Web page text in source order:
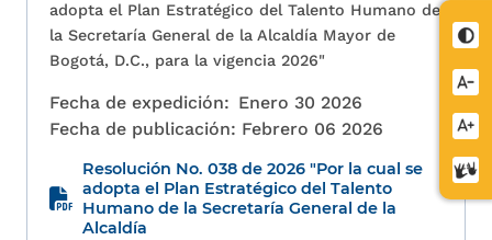
de
adopta el Plan Estratégico del Talento Humano de
la Secretaría General de la Alcaldía Mayor de
Bogotá, D.C., para la vigencia 2026"
Fecha de expedición: Enero 30 2026
Fecha de publicación: Febrero 06 2026
Resolución No. 038 de 2026 "Por la cual se
adopta el Plan Estratégico del Talento
Humano de la Secretaría General de la
Alcaldía